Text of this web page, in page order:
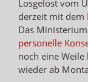
Losgelöst vom
derzeit mit dem
Das
personelle
noch eine
wieder ab